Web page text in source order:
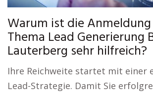
Warum ist die
Thema Lead Generierung
Lauterberg sehr hilfreich?
Ihre Reichweite startet mit einer
Lead-Strategie. Damit Sie